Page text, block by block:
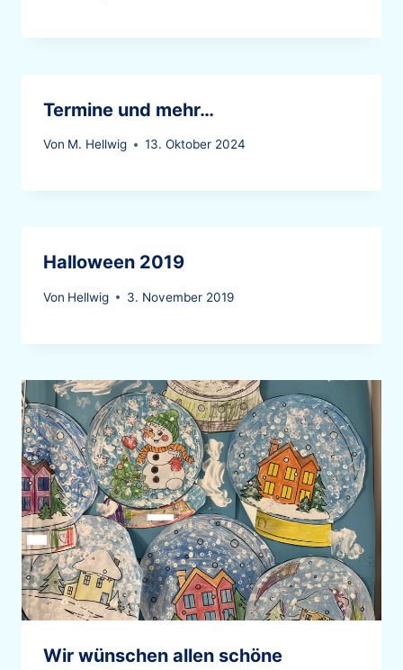
Termine und mehr…
Von M. Hellwig 13. Oktober 2024
Halloween 2019
Von Hellwig 3. November 2019
Wir wünschen allen schöne